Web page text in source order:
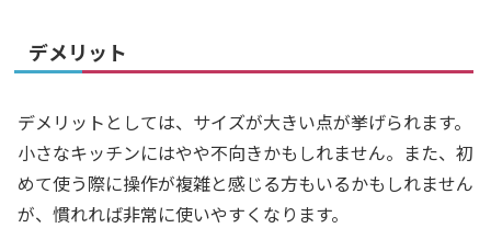
デメリット
デメリットとしては、サイズが大きい点が挙げられます。
小さなキッチンにはやや不向きかもしれません。また、初
めて使う際に操作が複雑と感じる方もいるかもしれません
が、慣れれば非常に使いやすくなります。